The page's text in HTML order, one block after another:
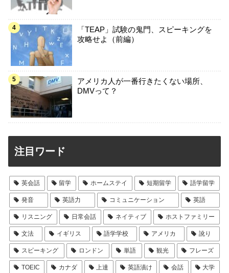
「TEAP」試験の鬼門、スピーキングを
攻略せよ（前編）
アメリカ人が一番行きたくない場所、
DMVって？
注目ワード
英会話 留学 ホームステイ 短期留学 語学留学
発音 英語力 コミュニケーション 英語
リスニング 日常会話 ネイティブ ホストファミリー
文法 イギリス 語学学校 アメリカ 訛り
スピーキング ロンドン 単語 観光 フレーズ
TOEIC カナダ 上達 英語漬け 会話 大学